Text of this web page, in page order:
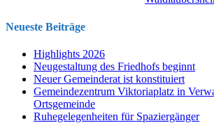
Neueste Beiträge
Highlights 2026
Neugestaltung des Friedhofs beginnt
Neuer Gemeinderat ist konstituiert
Gemeindezentrum Viktoriaplatz in
Ortsgemeinde
Ruhegelegenheiten für Spaziergänger